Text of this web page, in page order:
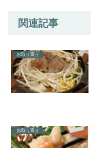
関連記事
お取り寄せ
お取り寄せ